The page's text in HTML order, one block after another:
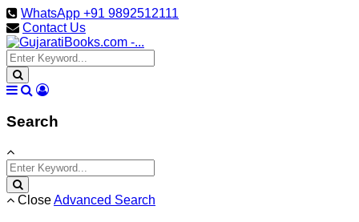
WhatsApp +91 9892512111
Contact Us
Search
CloseAdvanced Search